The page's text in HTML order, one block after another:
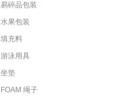
易碎品包装
水果包装
填充料
游泳用具
坐垫
FOAM 绳子